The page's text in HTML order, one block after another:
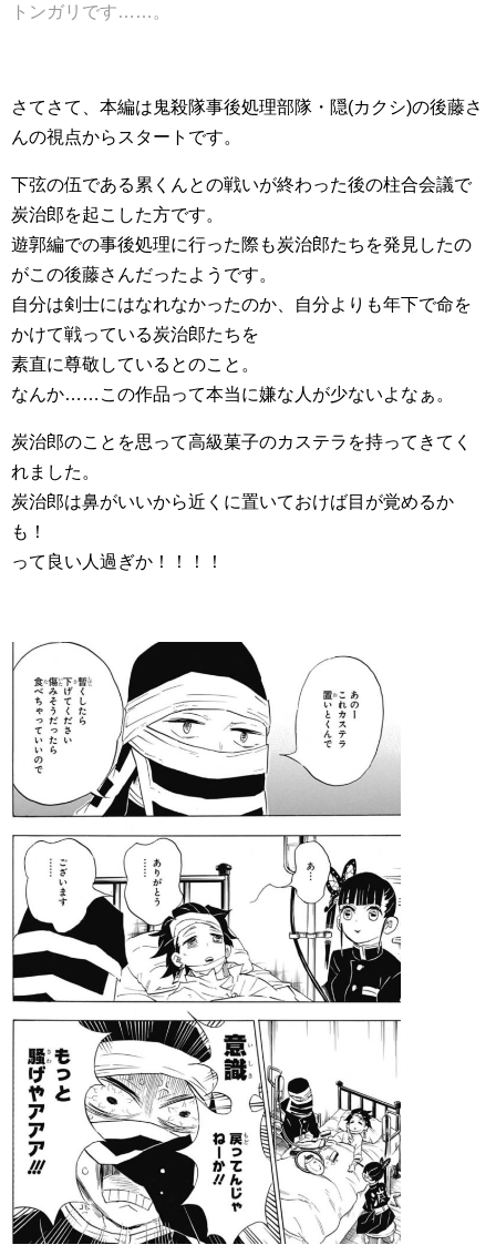
トンガリです……。
さてさて、本編は鬼殺隊事後処理部隊・隠(カクシ)の後藤さ
んの視点からスタートです。
下弦の伍である累くんとの戦いが終わった後の柱合会議で
炭治郎を起こした方です。
遊郭編での事後処理に行った際も炭治郎たちを発見したの
がこの後藤さんだったようです。
自分は剣士にはなれなかったのか、自分よりも年下で命を
かけて戦っている炭治郎たちを
素直に尊敬しているとのこと。
なんか……この作品って本当に嫌な人が少ないよなぁ。
炭治郎のことを思って高級菓子のカステラを持ってきてく
れました。
炭治郎は鼻がいいから近くに置いておけば目が覚めるか
も！
って良い人過ぎか！！！！